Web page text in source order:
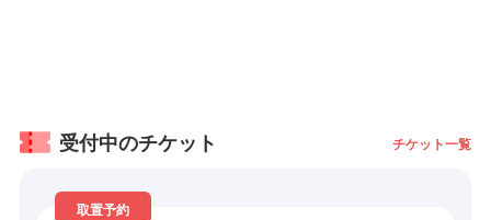
受付中のチケット チケット一覧
取置予約